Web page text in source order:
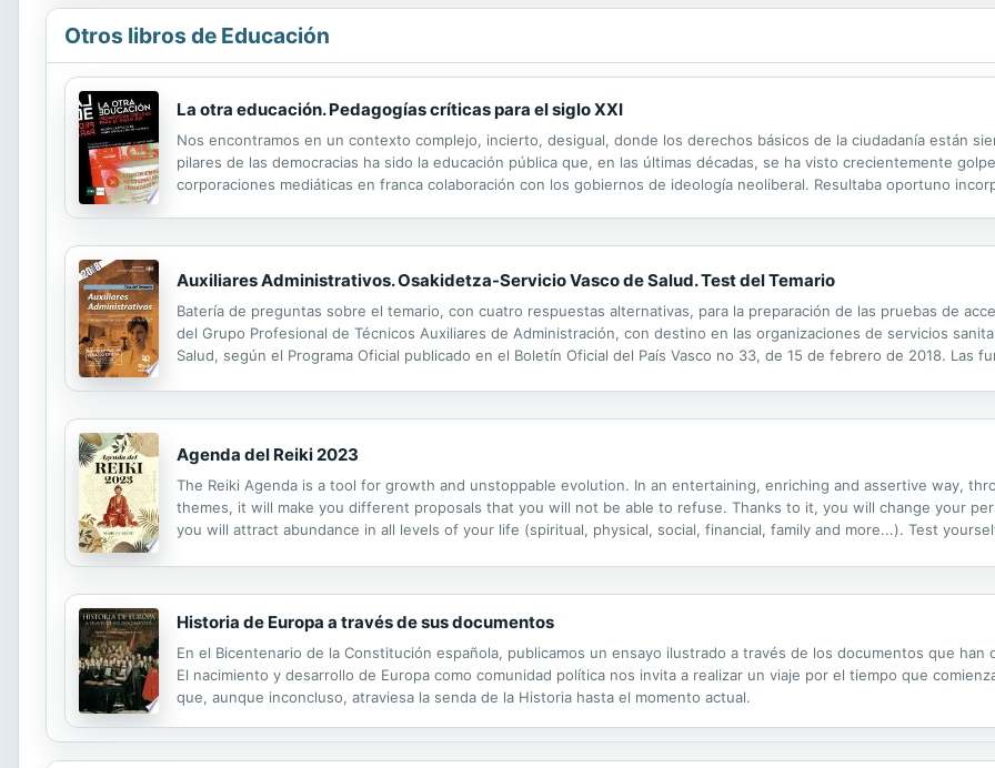
Otros libros de Educación
La otra educación. Pedagogías críticas para el siglo XXI
Nos encontramos en un contexto complejo, incierto, desigual, donde los derechos básicos de la ciudadanía están
pilares de las democracias ha sido la educación pública que, en las últimas décadas, se ha visto crecientemente
corporaciones mediáticas en franca colaboración con los gobiernos de ideología neoliberal. Resultaba oportuno
Auxiliares Administrativos. Osakidetza-Servicio Vasco de Salud. Test del Temario
Batería de preguntas sobre el temario, con cuatro respuestas alternativas, para la preparación de las pruebas de
del Grupo Profesional de Técnicos Auxiliares de Administración, con destino en las organizaciones de servicios
Salud, según el Programa Oficial publicado en el Boletín Oficial del País Vasco no 33, de 15 de febrero de 2018. Las
Agenda del Reiki 2023
The Reiki Agenda is a tool for growth and unstoppable evolution. In an entertaining, enriching and assertive way,
themes, it will make you different proposals that you will not be able to refuse. Thanks to it, you will change your
you will attract abundance in all levels of your life (spiritual, physical, social, financial, family and more...). Test
Historia de Europa a través de sus documentos
En el Bicentenario de la Constitución española, publicamos un ensayo ilustrado a través de los documentos que han
El nacimiento y desarrollo de Europa como comunidad política nos invita a realizar un viaje por el tiempo que
que, aunque inconcluso, atraviesa la senda de la Historia hasta el momento actual.